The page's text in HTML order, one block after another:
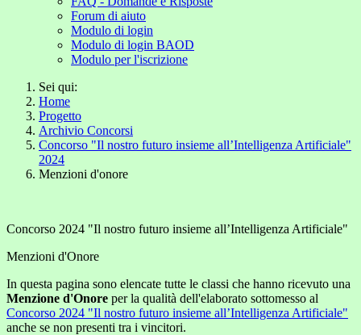
Forum di aiuto
Modulo di login
Modulo di login BAOD
Modulo per l'iscrizione
Sei qui:
Home
Progetto
Archivio Concorsi
Concorso "Il nostro futuro insieme all’Intelligenza Artificiale"
2024
Menzioni d'onore
Concorso 2024 "Il nostro futuro insieme all’Intelligenza Artificiale"
Menzioni d'Onore
In questa pagina sono elencate tutte le classi che hanno ricevuto una
Menzione d'Onore per la qualità dell'elaborato sottomesso al
Concorso 2024 "Il nostro futuro insieme all’Intelligenza Artificiale"
anche se non presenti tra i vincitori.